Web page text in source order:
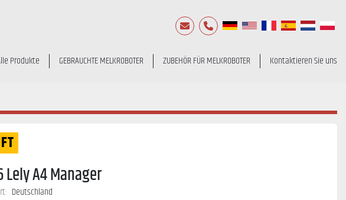
E-Mail Telefon
Alle Produkte GEBRAUCHTE MELKROBOTER ZUBEHÖR FÜR MELKROBOTER Kontaktieren Sie uns
Lely A4 Manager
Deutschland